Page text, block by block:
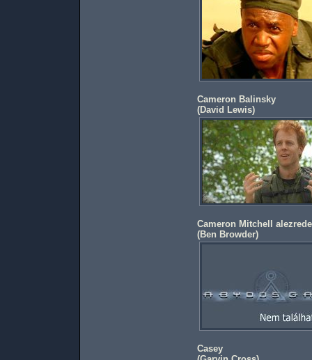
Cameron Balinsky
(David Lewis)
Cameron Mitchell
(Ben Browder)
Casey